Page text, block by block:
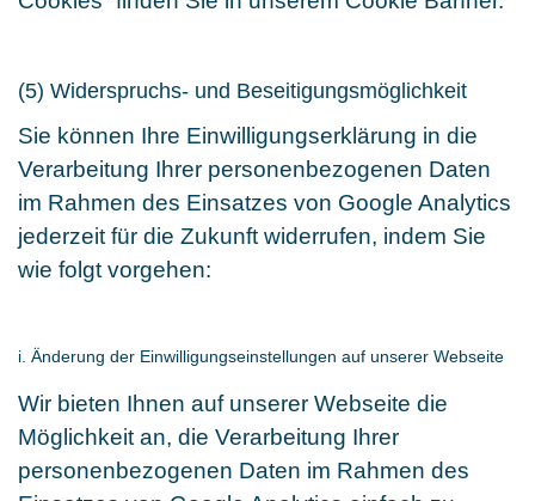
(5) Widerspruchs- und Beseitigungsmöglichkeit
Sie können Ihre Einwilligungserklärung in die
Verarbeitung Ihrer personenbezogenen Daten
im Rahmen des Einsatzes von Google Analytics
jederzeit für die Zukunft widerrufen, indem Sie
wie folgt vorgehen:
i. Änderung der Einwilligungseinstellungen auf unserer Webseite
Wir bieten Ihnen auf unserer Webseite die
Möglichkeit an, die Verarbeitung Ihrer
personenbezogenen Daten im Rahmen des